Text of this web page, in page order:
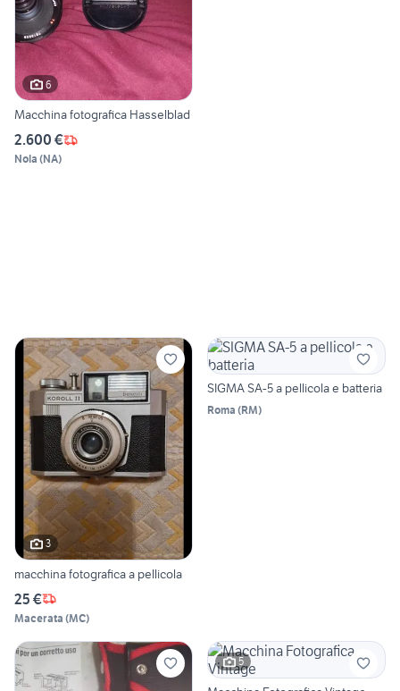
6
Macchina fotografica Hasselblad
2.600 €
Nola (NA)
3
macchina fotografica a pellicola
25 €
Macerata (MC)
SIGMA SA-5 a pellicola e batteria
Roma (RM)
5